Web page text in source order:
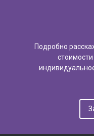
Подробно